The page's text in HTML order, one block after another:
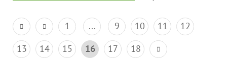
1 ... 9 10 11
12
13
14 15 16 17 18